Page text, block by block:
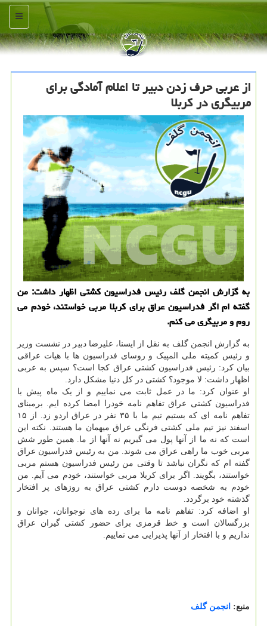
منو
از عربی حرف زدن دبیر تا اعلام آمادگی برای
مربیگری در کربلا
به گزارش انجمن گلف رئیس فدراسیون کشتی اظهار داشت: من
گفته ام اگر فدراسیون عراق برای کربلا مربی خواستند، خودم می
روم و مربیگری می کنم.
به گزارش انجمن گلف به نقل از ایسنا، علیرضا دبیر در نشست وزیر
و رئیس کمیته ملی المپیک و روسای فدراسیون ها با هیات عراقی
بیان کرد: رئیس فدراسیون کشتی عراق کجا است؟ سپس به عربی
اظهار داشت: لا موجود؟ کشتی در کل دنیا مشکل دارد.
او عنوان کرد: ما در عمل ثابت می نماییم و از یک ماه پیش با
فدراسیون کشتی عراق تفاهم نامه خودرا امضا کرده ایم. برمبنای
تفاهم نامه ای که بستیم تیم ما با ۳۵ نفر در عراق اردو زد. از ۱۵
اسفند نیز تیم ملی کشتی فرنگی عراق میهمان ما هستند. نکته این
است که نه ما از آنها پول می گیریم نه آنها از ما. همین طور شش
مربی خوب ما راهی عراق می شوند. من به رئیس فدراسیون عراق
گفته ام که نگران نباشد تا وقتی من رئیس فدراسیون هستم مربی
خواستند، بگویند. اگر برای کربلا مربی خواستند، خودم می آیم. من
خودم به شخصه دوست دارم کشتی عراق به روزهای پر افتخار
گذشته خود برگردد.
او اضافه کرد: تفاهم نامه ما برای رده های نوجوانان، جوانان و
بزرگسالان است و خط قرمزی برای حضور کشتی گیران عراق
نداریم و با افتخار از آنها پذیرایی می نماییم.
منبع: انجمن گلف